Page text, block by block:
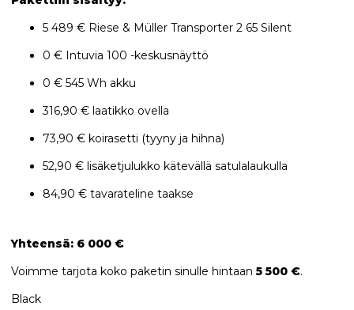
5 489 € Riese & Müller Transporter 2 65 Silent
0 € Intuvia 100 -keskusnäyttö
0 € 545 Wh akku
316,90 € laatikko ovella
73,90 € koirasetti (tyyny ja hihna)
52,90 € lisäketjulukko kätevällä satulalaukulla
84,90 € tavarateline taakse
Yhteensä: 6 000 €
Voimme tarjota koko paketin sinulle hintaan 5 500 €.
Black